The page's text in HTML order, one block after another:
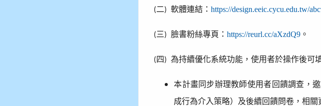
(二)軟體連結：https://design.eeic.cycu.edu.tw/
(三) 臉書粉絲專頁：https://reurl.cc/aXzdQ9 。
(四)為持續優化系統功能，使用者於操作後可
本計畫同步辦理教師使用者回饋調查，
成行為介入策略）及後續回饋問卷，相